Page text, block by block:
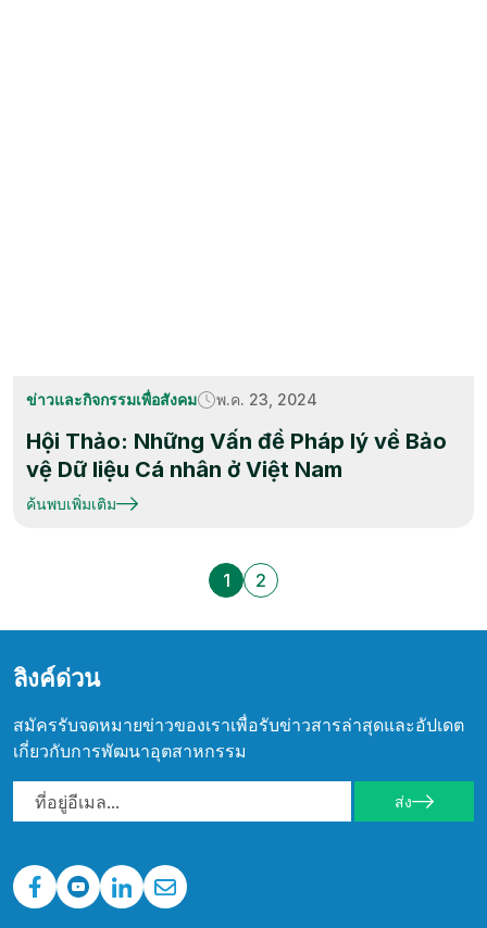
ข่าวและกิจกรรมเพื่อสังคม พ.ค. 23, 2024
Hội Thảo: Những Vấn đề Pháp lý về Bảo
vệ Dữ liệu Cá nhân ở Việt Nam
ค้นพบเพิ่มเติม
1 2
ลิงค์ด่วน
สมัครรับจดหมายข่าวของเราเพื่อรับข่าวสารล่าสุดและอัปเดต
เกี่ยวกับการพัฒนาอุตสาหกรรม
ส่ง